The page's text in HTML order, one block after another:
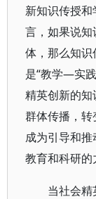
新知识传授
言，如果说
体，那么知
是“教学—实
精英创新的
群体传播，
成为引导和
教育和科研的
当社会